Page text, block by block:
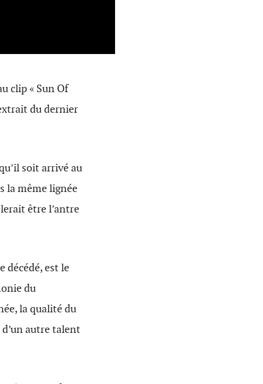
clip « Sun Of
du dernier
soit arrivé au
la même lignée
être l’antre
décédé, est le
du
la qualité du
autre talent